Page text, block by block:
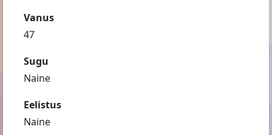
Vanus
47
Sugu
Naine
Eelistus
Naine